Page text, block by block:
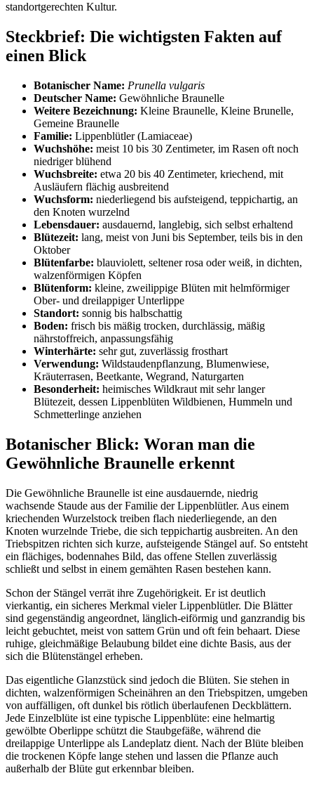
standortgerechten Kultur.
Steckbrief: Die wichtigsten Fakten auf
einen Blick
Botanischer Name: Prunella vulgaris
Deutscher Name: Gewöhnliche Braunelle
Weitere Bezeichnung: Kleine Braunelle, Kleine Brunelle,
Gemeine Braunelle
Familie: Lippenblütler (Lamiaceae)
Wuchshöhe: meist 10 bis 30 Zentimeter, im Rasen oft noch
niedriger blühend
Wuchsbreite: etwa 20 bis 40 Zentimeter, kriechend, mit
Ausläufern flächig ausbreitend
Wuchsform: niederliegend bis aufsteigend, teppichartig, an
den Knoten wurzelnd
Lebensdauer: ausdauernd, langlebig, sich selbst erhaltend
Blütezeit: lang, meist von Juni bis September, teils bis in den
Oktober
Blütenfarbe: blauviolett, seltener rosa oder weiß, in dichten,
walzenförmigen Köpfen
Blütenform: kleine, zweilippige Blüten mit helmförmiger
Ober- und dreilappiger Unterlippe
Standort: sonnig bis halbschattig
Boden: frisch bis mäßig trocken, durchlässig, mäßig
nährstoffreich, anpassungsfähig
Winterhärte: sehr gut, zuverlässig frosthart
Verwendung: Wildstaudenpflanzung, Blumenwiese,
Kräuterrasen, Beetkante, Wegrand, Naturgarten
Besonderheit: heimisches Wildkraut mit sehr langer
Blütezeit, dessen Lippenblüten Wildbienen, Hummeln und
Schmetterlinge anziehen
Botanischer Blick: Woran man die
Gewöhnliche Braunelle erkennt
Die Gewöhnliche Braunelle ist eine ausdauernde, niedrig
wachsende Staude aus der Familie der Lippenblütler. Aus einem
kriechenden Wurzelstock treiben flach niederliegende, an den
Knoten wurzelnde Triebe, die sich teppichartig ausbreiten. An den
Triebspitzen richten sich kurze, aufsteigende Stängel auf. So entsteht
ein flächiges, bodennahes Bild, das offene Stellen zuverlässig
schließt und selbst in einem gemähten Rasen bestehen kann.
Schon der Stängel verrät ihre Zugehörigkeit. Er ist deutlich
vierkantig, ein sicheres Merkmal vieler Lippenblütler. Die Blätter
sind gegenständig angeordnet, länglich-eiförmig und ganzrandig bis
leicht gebuchtet, meist von sattem Grün und oft fein behaart. Diese
ruhige, gleichmäßige Belaubung bildet eine dichte Basis, aus der
sich die Blütenstängel erheben.
Das eigentliche Glanzstück sind jedoch die Blüten. Sie stehen in
dichten, walzenförmigen Scheinähren an den Triebspitzen, umgeben
von auffälligen, oft dunkel bis rötlich überlaufenen Deckblättern.
Jede Einzelblüte ist eine typische Lippenblüte: eine helmartig
gewölbte Oberlippe schützt die Staubgefäße, während die
dreilappige Unterlippe als Landeplatz dient. Nach der Blüte bleiben
die trockenen Köpfe lange stehen und lassen die Pflanze auch
außerhalb der Blüte gut erkennbar bleiben.